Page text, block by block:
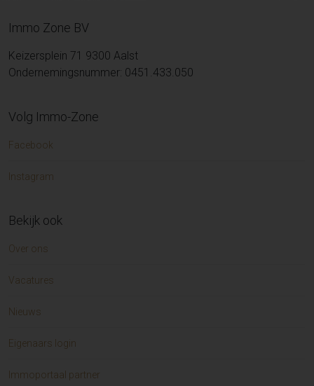
Immo Zone BV
Keizersplein 71 9300 Aalst
Ondernemingsnummer: 0451.433.050
Volg Immo-Zone
Facebook
Instagram
Bekijk ook
Over ons
Vacatures
Nieuws
Eigenaars login
Immoportaal partner